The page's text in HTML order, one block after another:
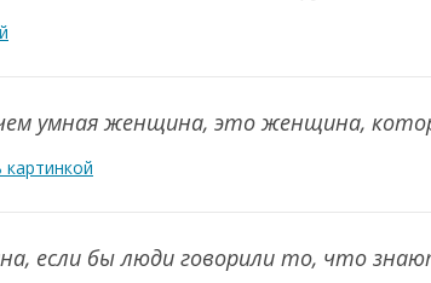
умная женщина, это женщина,
картинкой
если бы люди говорили то, что